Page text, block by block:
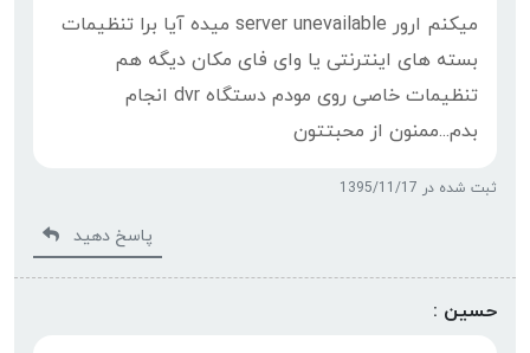
میکنم ارور server unevailable میده آیا برا تنظیمات
بسته های اینترنتی یا وای فای مکان دیگه هم
تنظیمات خاصی روی مودم دستگاه dvr انجام
بدم...ممنون از محبتتون
ثبت شده در 1395/11/17
پاسخ دهید
حسین :